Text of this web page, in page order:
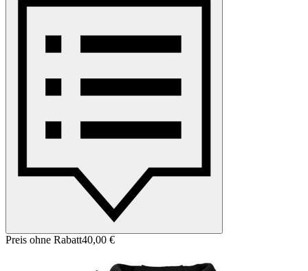
Preis ohne Rabatt40,00 €